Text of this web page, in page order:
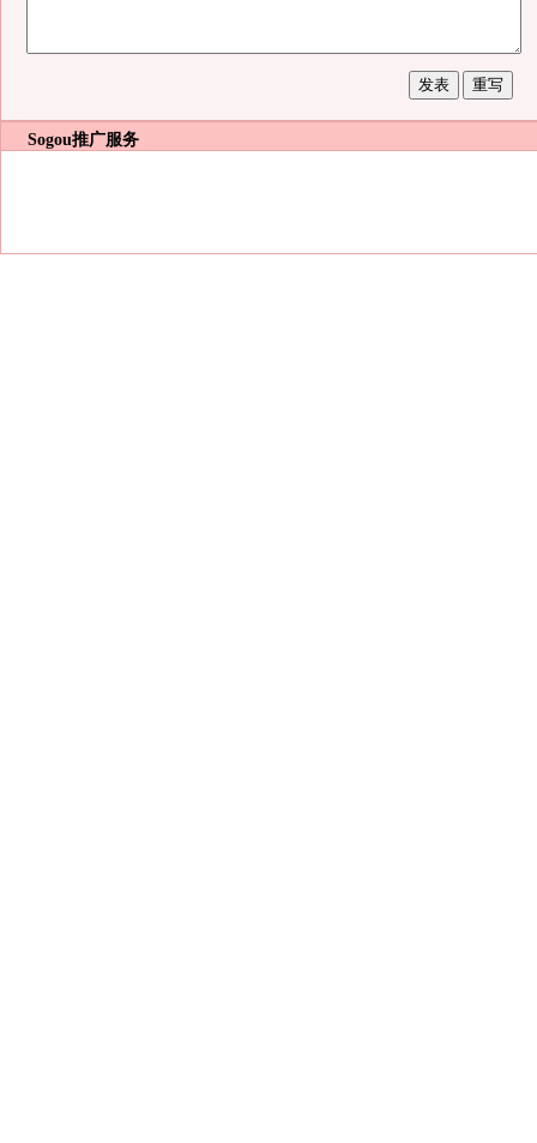
Sogou推广服务